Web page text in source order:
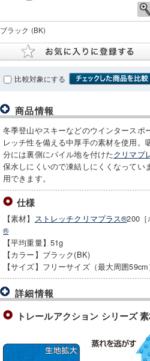
ブラック (BK)
比較対象にする
商品情報
冬季登山やスキーなどのウインタースポ
レッチ性を備える中厚手の素材を使用
分には裏側にパイル地を付けたクリマプ
保水しにくいので凍結しにくくなって
用できます。
仕様
【素材】 ストレッチクリマプラス®200［
®
【平均重量】51g
【カラー】ブラック(BK)
【サイズ】フリーサイズ（最大周囲59cm
詳細情報
トレールアクション シリーズ